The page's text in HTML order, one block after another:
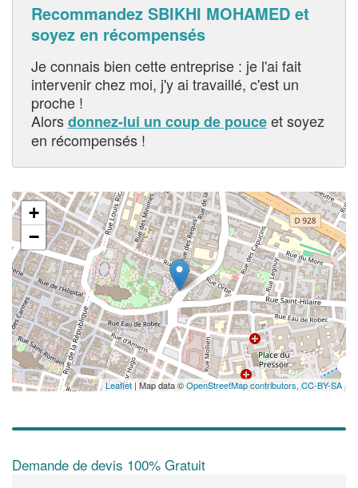
Recommandez SBIKHI MOHAMED et
soyez en récompensés
Je connais bien cette entreprise : je l'ai fait
intervenir chez moi, j'y ai travaillé, c'est un
proche !
Alorsdonnez-lui un coup de pouceet soyez
en récompensés !
+
−
Leaflet| Map data ©OpenStreetMap contributors,CC-BY-SA
Demande de devis 100% Gratuit
✕